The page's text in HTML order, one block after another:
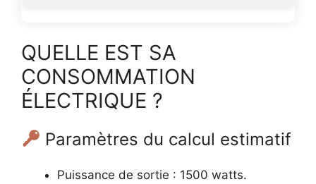
QUELLE EST SA
CONSOMMATION
ÉLECTRIQUE ?
Paramètres du calcul estimatif
Puissance de sortie : 1500 watts.